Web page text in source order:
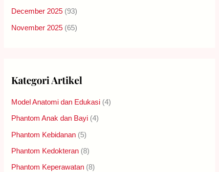
December 2025 (93)
November 2025 (65)
Kategori Artikel
Model Anatomi dan Edukasi (4)
Phantom Anak dan Bayi (4)
Phantom Kebidanan (5)
Phantom Kedokteran (8)
Phantom Keperawatan (8)